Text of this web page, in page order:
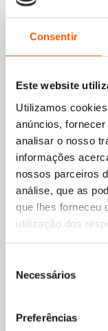
Consentir
Este website
Utilizamos
anúncios,
analisar o nosso
informações
nossos parceiros
análise, que as
que lhes forneceu
utilização dos
Necessários
Preferências
dúvida, as
país e até
África. O Nuno
a sua
humor. O facto
ilustrador e de
desenho passo
entusiasmo. A
conhecido
de modo a
própria, que já
Sobre a
,
coleção